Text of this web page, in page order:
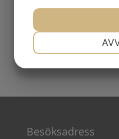
Kontaktperson: Linda
Besöksadress